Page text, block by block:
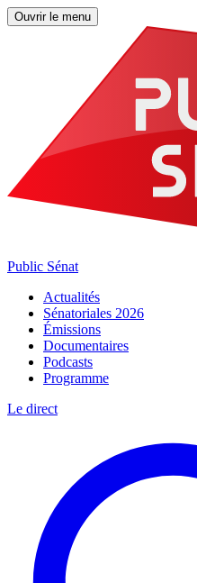
Ouvrir le menu
Public Sénat
Actualités
Sénatoriales 2026
Émissions
Documentaires
Podcasts
Programme
Le direct